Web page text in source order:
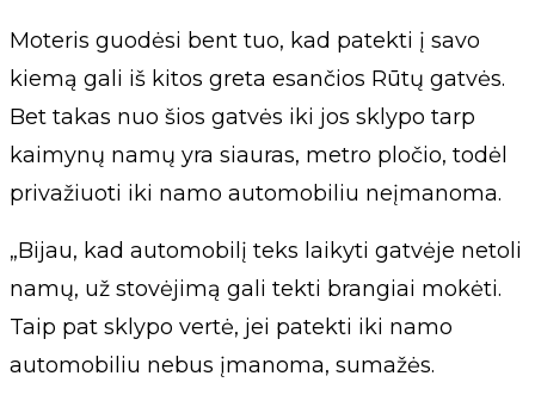
Moteris guodėsi bent tuo, kad patekti į savo
kiemą gali iš kitos greta esančios Rūtų gatvės.
Bet takas nuo šios gatvės iki jos sklypo tarp
kaimynų namų yra siauras, metro pločio, todėl
privažiuoti iki namo automobiliu neįmanoma.
„Bijau, kad automobilį teks laikyti gatvėje netoli
namų, už stovėjimą gali tekti brangiai mokėti.
Taip pat sklypo vertė, jei patekti iki namo
automobiliu nebus įmanoma, sumažės.